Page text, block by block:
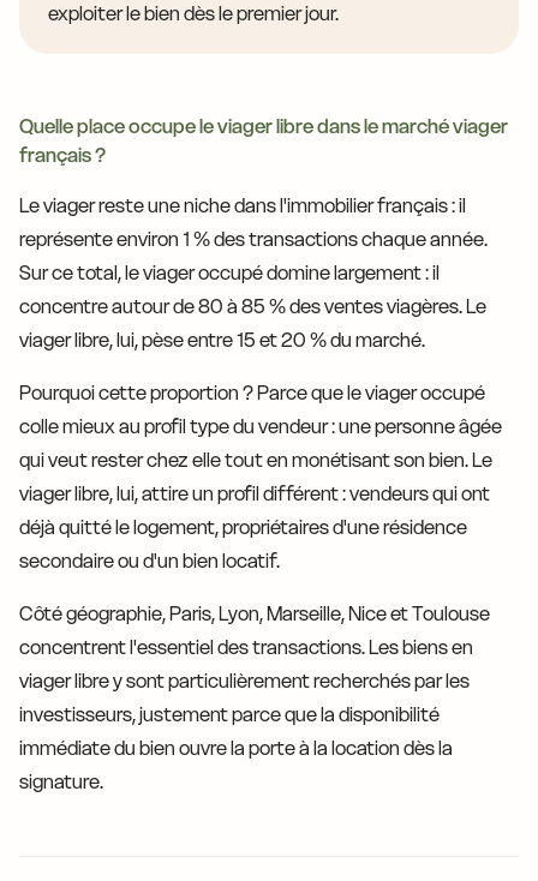
exploiter le bien dès le premier jour.
Quelle place occupe le viager libre dans le marché viager
français ?
Le viager reste une niche dans l'immobilier français : il
représente environ 1 % des transactions chaque année.
Sur ce total, le viager occupé domine largement : il
concentre autour de 80 à 85 % des ventes viagères. Le
viager libre, lui, pèse entre 15 et 20 % du marché.
Pourquoi cette proportion ? Parce que le viager occupé
colle mieux au profil type du vendeur : une personne âgée
qui veut rester chez elle tout en monétisant son bien. Le
viager libre, lui, attire un profil différent : vendeurs qui ont
déjà quitté le logement, propriétaires d'une résidence
secondaire ou d'un bien locatif.
Côté géographie, Paris, Lyon, Marseille, Nice et Toulouse
concentrent l'essentiel des transactions. Les biens en
viager libre y sont particulièrement recherchés par les
investisseurs, justement parce que la disponibilité
immédiate du bien ouvre la porte à la location dès la
signature.